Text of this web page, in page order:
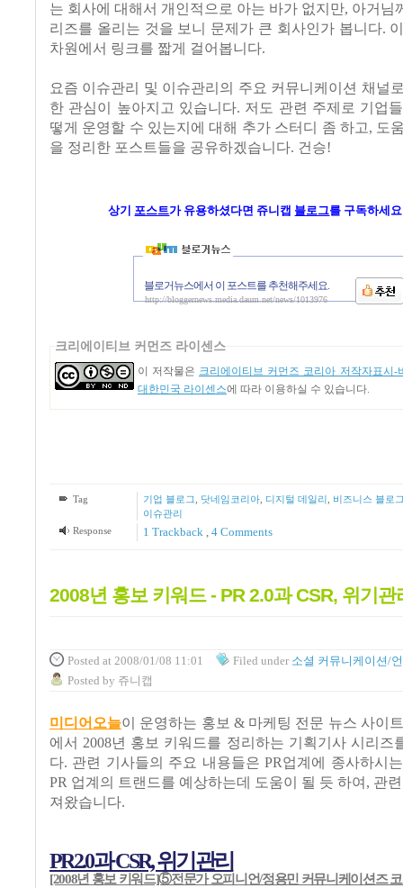
는 회사에 대해서 개인적으로 아는 바가 없지만, 아거님
리즈를 올리는 것을 보니 문제가 큰 회사인가 봅니다.
차원에서 링크를 짧게 걸어봅니다.
요즘 이슈관리 및 이슈관리의 주요 커뮤니케이션 채널
한 관심이 높아지고 있습니다. 저도 관련 주제로 기업
떻게 운영할 수 있는지에 대해 추가 스터디 좀 하고, 도
을 정리한 포스트들을 공유하겠습니다. 건승!
상기 포스트가유용하셨다면 쥬니캡 블로그를 구독하세
블로거뉴스에서 이 포스트를 추천해주세요.
http://bloggernews.media.daum.net/news/1013976
크리에이티브 커먼즈 라이센스
이 저작물은 크리에이티브 커먼즈 코리아 저작자표시-
대한민국 라이센스에 따라 이용하실 수 있습니다.
Tag 기업 블로그 닷네임코리아, 디지털 데일리
비즈니스 블로
이슈관리
Response
1 Trackback , 4Comments
2008년 홍보 키워드 - PR 2.0과 CSR, 위기관
Posted at 2008/01/08 11:01 Filed under 소셜 커뮤니케이션/
Posted by 쥬니캡
미디어오늘이 운영하는 홍보 & 마케팅 전문 뉴스 사이
에서 2008년 홍보 키워드를 정리하는 기획기사 시리즈
다. 관련 기사들의 주요 내용들은 PR업계에 종사하시
PR 업계의 트랜드를 예상하는데 도움이 될 듯 하여, 관
져왔습니다.
PR2.0과 CSR, 위기관리
[2008년 홍보 키워드]⑤전문가 오피니언/정용민 커뮤니케이션즈